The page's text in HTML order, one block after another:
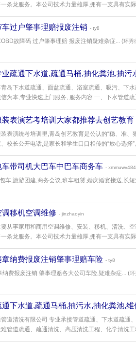
条龙服务。本公司技术力量雄厚,拥有一支具有实
车过户肇事理赔报废注销 - ty8
故障码 过户肇事理赔 报废注销疑难杂症... (环秀
业疏通下水道,疏通马桶,抽化粪池,抽污
岛下水道疏通、面盆疏通、浴室疏通、吸污、下
为本,专业快速上门服务, 服务内容 一、下水管道
装表演艺考培训大家都推荐去创艺教育
表演统考培训里,青岛创艺教育是公认的“稳、准
校长公开电话,是家长和学生口口相传的“放心选择
车带司机大巴车中巴车商务车 -
车,旅游团建,商务会议,班车租赁,婚庆婚宴接送,长
调移机空调维修 - jinzhaoyin
从事家用和商用空调维修、安装、移机、清洗、
条龙服务。本公司技术力量雄厚,拥有一支具有实
章纳费报废注销肇事理赔车险 - ty8
纳费报废注销 肇事理赔各大公司车险,疑难杂症... (环
通下水道,疏通马桶,抽污水,抽化粪池,
道清洗有限公司 专业承接管道疏通、下水道疏通
管道疏通、疏通清洗、高压清洗工程、化学清洗